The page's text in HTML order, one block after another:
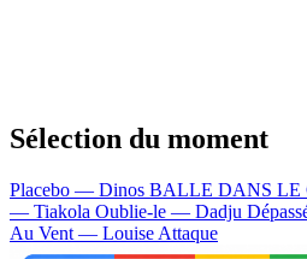
Sélection du moment
Placebo — Dinos BALLE DANS LE
— Tiakola Oublie-le — Dadju
Au Vent — Louise Attaque